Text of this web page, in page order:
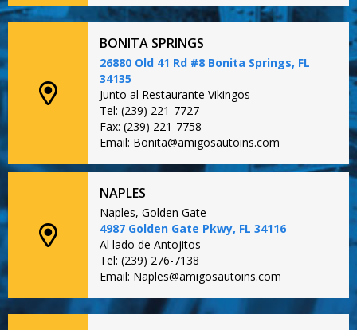
BONITA SPRINGS
26880 Old 41 Rd #8 Bonita Springs, FL
34135
Junto al Restaurante Vikingos
Tel: (239) 221-7727
Fax: (239) 221-7758
Email: Bonita@amigosautoins.com
NAPLES
Naples, Golden Gate
4987 Golden Gate Pkwy, FL 34116
Al lado de Antojitos
Tel: (239) 276-7138
Email: Naples@amigosautoins.com